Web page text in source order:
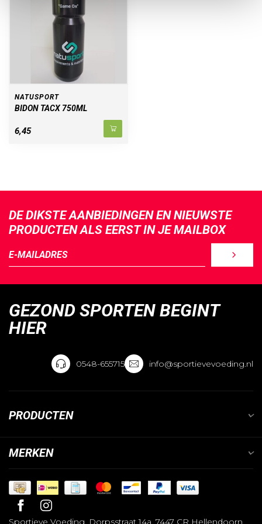
NATUSPORT
BIDON TACX 750ML
6,45
DE DIKSTE AANBIEDINGEN EN NIEUWSTE
PRODUCTEN ALS EERST IN JE MAILBOX
GEZOND SPORTEN BEGINT
HIER
0548-655715 info@sportievevoeding.nl
PRODUCTEN
MERKEN
Sportieve Voeding, Dorpsstraat 14a, 7447 CR Hellendoorn